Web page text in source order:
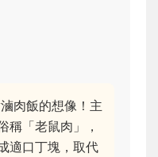
肉飯的想像！主
俗稱「老鼠肉」，
適口丁塊，取代